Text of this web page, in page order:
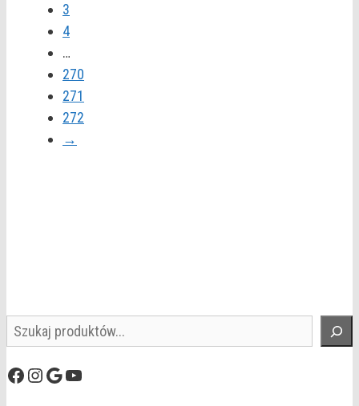
3
4
…
270
271
272
→
Szukaj
Facebook
Instagram
GoogleYouTube